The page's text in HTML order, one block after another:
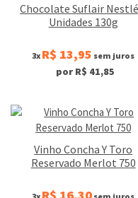
Chocolate Suflair
Unidades 130g
3x R$ 13,95 sem juros
por R$ 41,85
Vinho Concha Y Toro
Reservado Merlot 750